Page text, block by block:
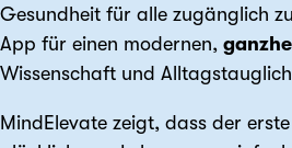
Gesundheit für alle zugänglich
App für einen modernen,
Wissenschaft und
MindElevate zeigt, dass der